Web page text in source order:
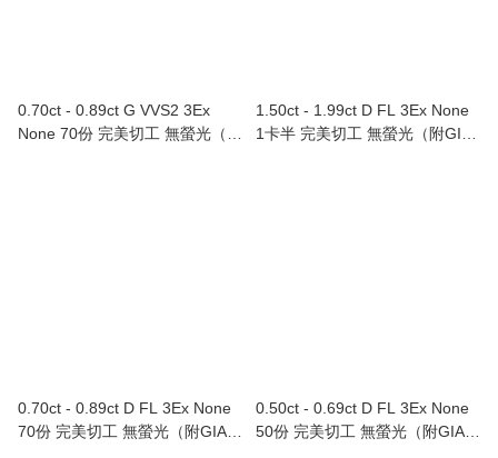
0.70ct - 0.89ct G VVS2 3Ex
None 70份 完美切工 無螢光（附
1.50ct - 1.99ct D FL 3Ex None
1卡半 完美切工 無螢光（附GIA
0.70ct - 0.89ct D FL 3Ex None
70份 完美切工 無螢光（附GIA證
0.50ct - 0.69ct D FL 3Ex None
50份 完美切工 無螢光（附GIA證